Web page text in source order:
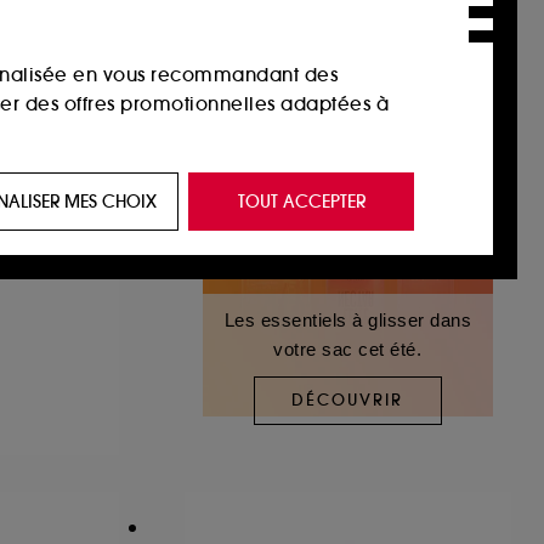
Les essentiels à glisser dans
votre sac cet été.
DÉCOUVRIR
en vous recommandant des
des offres promotionnelles adaptées à
vous plaire via des publicités, y compris
navigation sur notre site afin d’en
fraudes aux moyens de paiement et les
TOUT ACCEPTER
MES CHOIX